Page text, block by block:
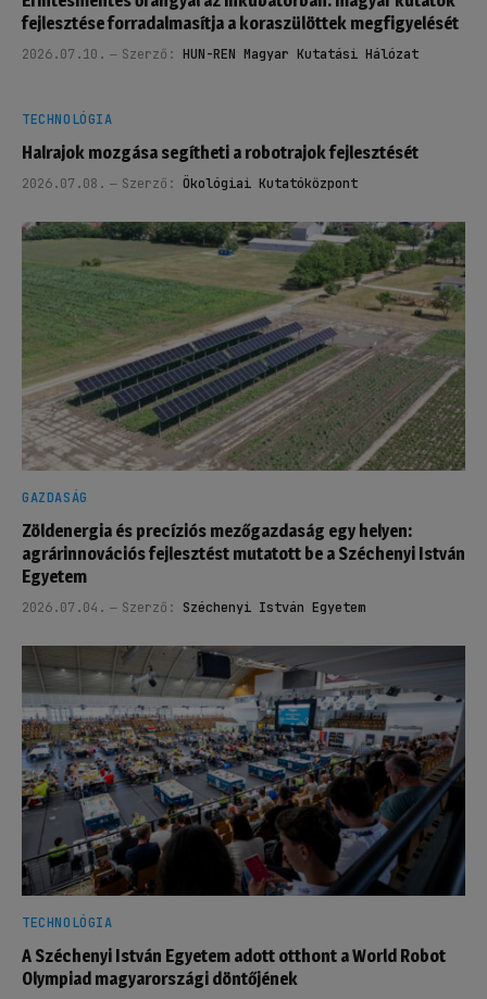
fejlesztése forradalmasítja a koraszülöttek megfigyelését
2026.07.10. Szerző: HUN-REN Magyar Kutatási Hálózat
TECHNOLÓGIA
Halrajok mozgása segítheti a robotrajok fejlesztését
2026.07.08. Szerző: Ökológiai Kutatóközpont
GAZDASÁG
Zöldenergia és precíziós mezőgazdaság egy helyen:
agrárinnovációs fejlesztést mutatott be a Széchenyi István
Egyetem
2026.07.04. Szerző: Széchenyi István Egyetem
TECHNOLÓGIA
A Széchenyi István Egyetem adott otthont a World Robot
Olympiad magyarországi döntőjének